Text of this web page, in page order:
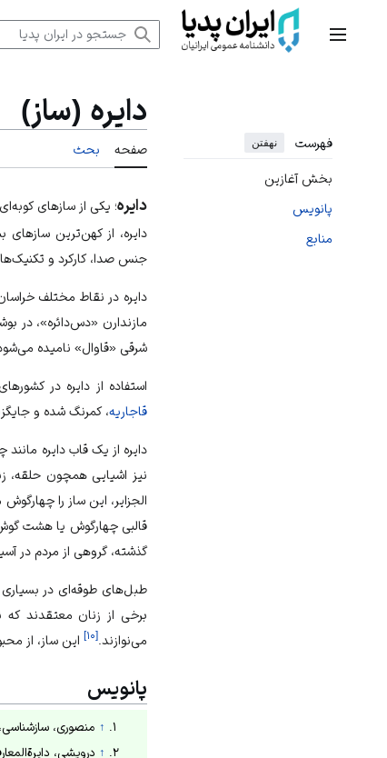
منوی اصلی
فهرست نهفتن
بخش آغازین
پانویس
منابع
دایره (ساز)
صفحه بحث
دایره؛ یکی از سازهای
دایره، از کهن‌ترین
جنس صدا، کارکرد و
دایره در نقاط مختلف
مازندارن «دس‌دائره»، در
شرقی «قاوال» نامیده
استفاده از دایره در
قاجاریه، کمرنگ شده و
دایره از یک قاب دایره
نیز اشیایی همچون حلقه،
الجزایر، این ساز را
قالبی چهارگوش یا هشت
گذشته، گروهی از مردم در
طبل‌های طوقه‌ای در بسیاری
برخی از زنان معتقدند
می‌نوازند. [۱۰] این ساز، از
پانویس
↑ منصوری، سازشناسی، 1355ش، ص71.
↑ درویشی، دایرةالمعارف